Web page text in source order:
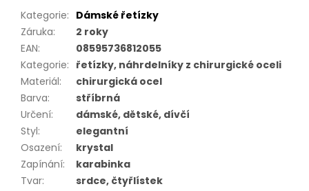
Kategorie: Dámské řetízky
Záruka:
2 roky
EAN:
08595736812055
Kategorie: řetízky, náhrdelníky z chirurgické oceli
Materiál:
chirurgická ocel
Barva:
stříbrná
Určení:
dámské, dětské, dívčí
Styl:
elegantní
Osazení:
krystal
Zapínání:
karabinka
Tvar: srdce, čtyřlístek